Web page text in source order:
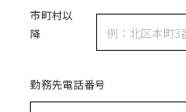
市町村以
降
勤務先電話番号